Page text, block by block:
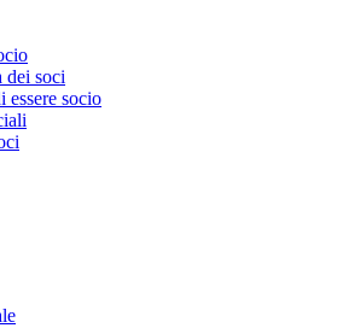
dei soci
essere socio